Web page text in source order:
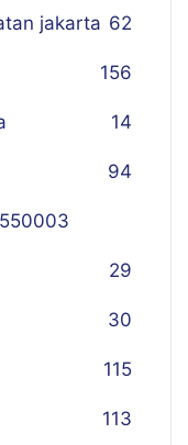
jakarta 62
156
14
94
29
30
115
113